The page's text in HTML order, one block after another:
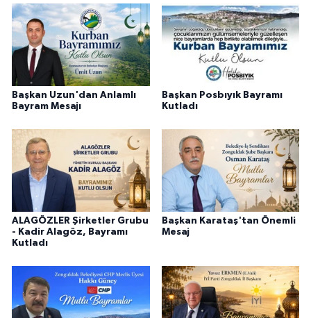
Başkan Uzun'dan Anlamlı
Bayram Mesajı
Başkan Posbıyık Bayramı
Kutladı
ALAGÖZLER Şirketler Grubu
- Kadir Alagöz, Bayramı
Kutladı
Başkan Karataş'tan Önemli
Mesaj